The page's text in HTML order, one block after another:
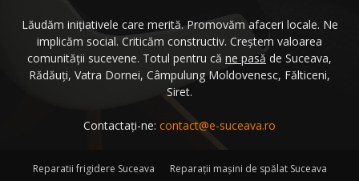
Lăudăm iniţiativele care merită. Promovăm afaceri locale. Ne
implicăm social. Criticăm constructiv. Creştem valoarea
comunităţii sucevene. Totul pentru că ne pasă de Suceava,
Rădăuţi, Vatra Dornei, Câmpulung Moldovenesc, Fălticeni,
Siret.
Contactați-ne: contact@e-suceava.ro
Reparatii frigidere Suceava Reparaţii maşini de spălat Suceava